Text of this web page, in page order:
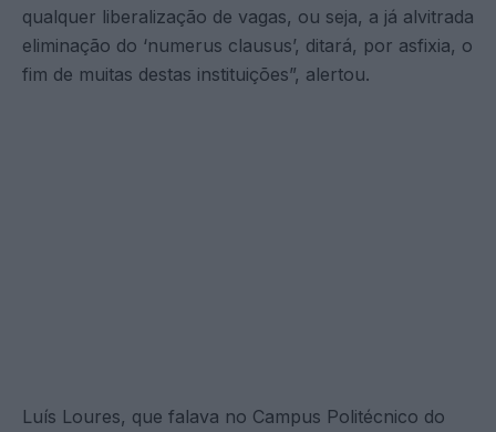
qualquer liberalização de vagas, ou seja, a já alvitrada
eliminação do ‘numerus clausus’, ditará, por asfixia, o
fim de muitas destas instituições”, alertou.
Luís Loures, que falava no Campus Politécnico do